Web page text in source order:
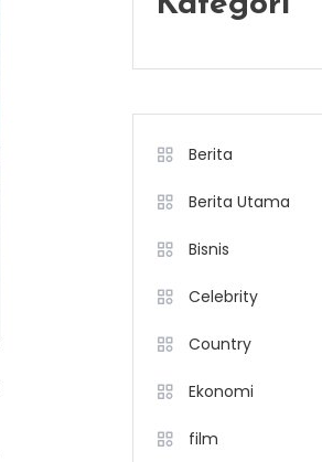
Berita
Berita Utama
Bisnis
Celebrity
Country
Ekonomi
film